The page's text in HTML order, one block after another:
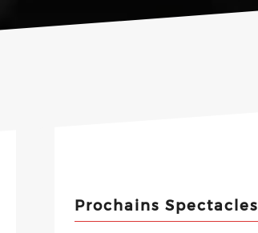
Prochains Spectacles